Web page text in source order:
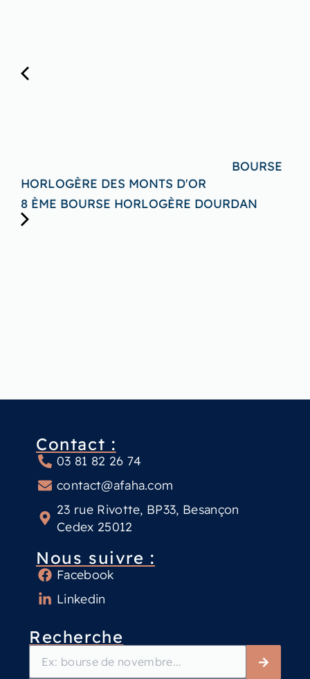
BOURSE
HORLOGÈRE DES MONTS D'OR
8 ÈME BOURSE HORLOGÈRE DOURDAN
Recherche
Contact :
03 81 82 26 74
contact@afaha.com
23 rue Rivotte, BP33, Besançon
Cedex 25012
Nous suivre :
Facebook
Linkedin